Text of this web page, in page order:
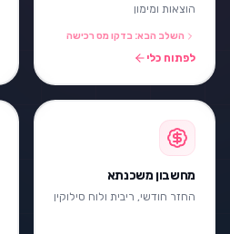
הוצאות ומימון
השלב הבא: בדקו מס רכישה
לפתוח כלי
מחשבון משכנתא
החזר חודשי, ריבית ולוח סילוקין